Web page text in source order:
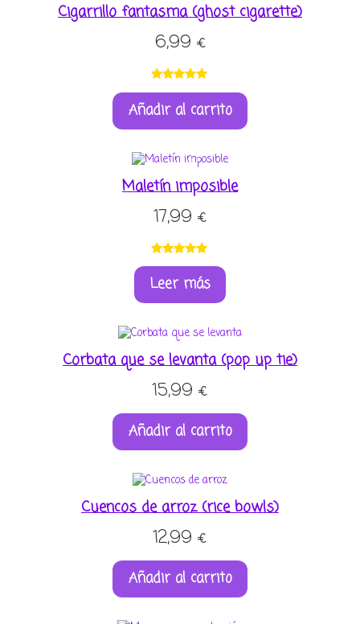
Cigarrillo fantasma (ghost cigarette)
6,99 €
con5.00 de
s de
Añadir al carrito
Maletín imposible
17,99 €
con5.00de
de un
Leer más
Corbata que se levanta (pop up tie)
15,99 €
Añadir al carrito
Cuencos de arroz (rice bowls)
12,99 €
Añadir al carrito